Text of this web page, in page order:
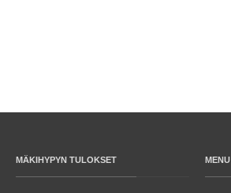
MÄKIHYPYN TULOKSET MENU